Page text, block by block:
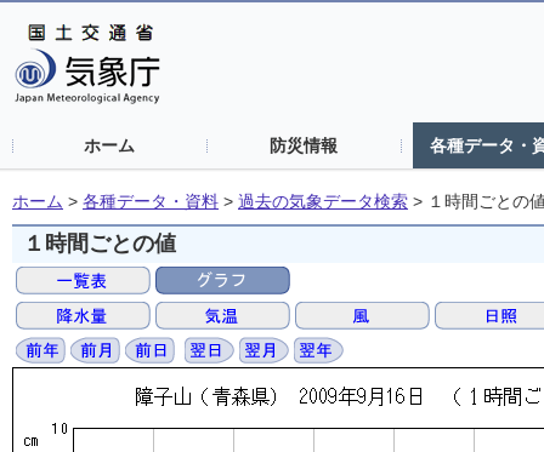
ホーム 防災情報 各種データ・
ホーム > 各種データ・資料 > 過去の気象データ検索 > １時間ごとの
１時間ごとの値